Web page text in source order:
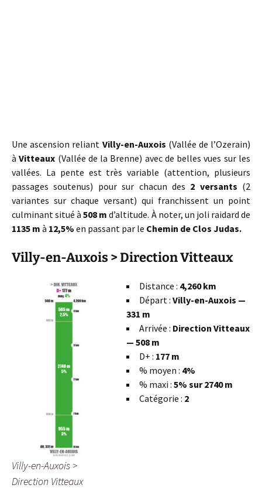
Une ascension reliant Villy-en-Auxois (Vallée de l’Ozerain)
àVitteaux (Vallée de la Brenne) avec de belles vues sur les
vallées. La pente est très variable (attention, plusieurs
passages soutenus) pour sur chacun des 2 versants (2
variantes sur chaque versant) qui franchissent un point
culminant situé à508 m d’altitude. À noter, un joli raidard de
1135 m à 12,5% en passant par le Chemin de Clos Judas.
Villy-en-Auxois > Direction Vitteaux
Villy-en-Auxois >
Direction Vitteaux
Distance : 4,260 km
Départ : Villy-en-Auxois —
331 m
Arrivée : Direction Vitteaux
— 508 m
D+ : 177 m
% moyen : 4%
% maxi : 5% sur 2740 m
Catégorie : 2